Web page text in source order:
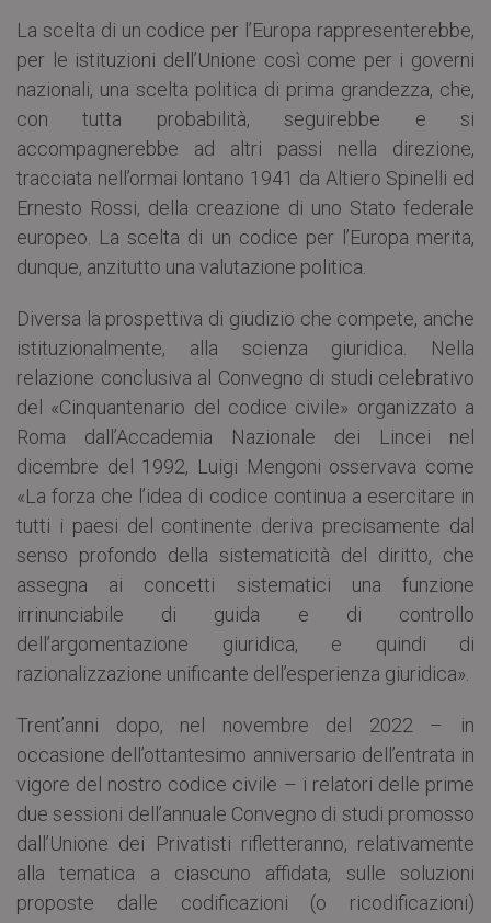
La scelta di un codice per l’Europa rappresenterebbe,
per le istituzioni dell’Unione così come per i governi
nazionali, una scelta politica di prima grandezza, che,
con tutta probabilità, seguirebbe e si
accompagnerebbe ad altri passi nella direzione,
tracciata nell’ormai lontano 1941 da Altiero Spinelli ed
Ernesto Rossi, della creazione di uno Stato federale
europeo. La scelta di un codice per l’Europa merita,
dunque, anzitutto una valutazione politica.
Diversa la prospettiva di giudizio che compete, anche
istituzionalmente, alla scienza giuridica. Nella
relazione conclusiva al Convegno di studi celebrativo
del «Cinquantenario del codice civile» organizzato a
Roma dall’Accademia Nazionale dei Lincei nel
dicembre del 1992, Luigi Mengoni osservava come
«La forza che l’idea di codice continua a esercitare in
tutti i paesi del continente deriva precisamente dal
senso profondo della sistematicità del diritto, che
assegna ai concetti sistematici una funzione
irrinunciabile di guida e di controllo
dell’argomentazione giuridica, e quindi di
razionalizzazione unificante dell’esperienza giuridica».
Trent’anni dopo, nel novembre del 2022 – in
occasione dell’ottantesimo anniversario dell’entrata in
vigore del nostro codice civile – i relatori delle prime
due sessioni dell’annuale Convegno di studi promosso
dall’Unione dei Privatisti rifletteranno, relativamente
alla tematica a ciascuno affidata, sulle soluzioni
proposte dalle codificazioni (o ricodificazioni)